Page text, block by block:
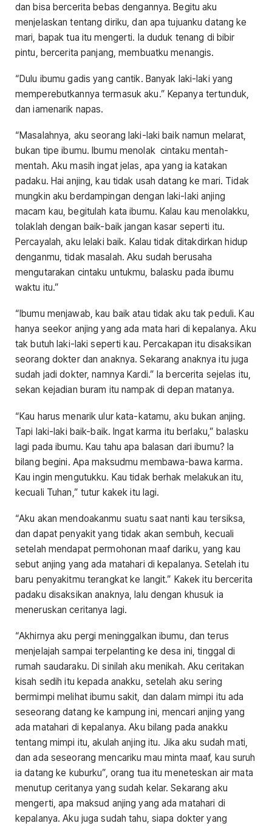
dan bisa bercerita bebas dengannya. Begitu aku
menjelaskan tentang diriku, dan apa tujuanku datang ke
mari, bapak tua itu mengerti. Ia duduk tenang di bibir
pintu, bercerita panjang, membuatku menangis.
“Dulu ibumu gadis yang cantik. Banyak laki-laki yang
memperebutkannya termasuk aku.” Kepanya tertunduk,
dan iamenarik napas.
“Masalahnya, aku seorang laki-laki baik namun melarat,
bukan tipe ibumu. Ibumu menolak cintaku mentah-
mentah. Aku masih ingat jelas, apa yang ia katakan
padaku. Hai anjing, kau tidak usah datang ke mari. Tidak
mungkin aku berdampingan dengan laki-laki anjing
macam kau, begitulah kata ibumu. Kalau kau menolakku,
tolaklah dengan baik-baik jangan kasar seperti itu.
Percayalah, aku lelaki baik. Kalau tidak ditakdirkan hidup
denganmu, tidak masalah. Aku sudah berusaha
mengutarakan cintaku untukmu, balasku pada ibumu
waktu itu.”
“Ibumu menjawab, kau baik atau tidak aku tak peduli. Kau
hanya seekor anjing yang ada mata hari di kepalanya. Aku
tak butuh laki-laki seperti kau. Percakapan itu disaksikan
seorang dokter dan anaknya. Sekarang anaknya itu juga
sudah jadi dokter, namnya Kardi.” Ia bercerita sejelas itu,
sekan kejadian buram itu nampak di depan matanya.
“Kau harus menarik ulur kata-katamu, aku bukan anjing.
Tapi laki-laki baik-baik. Ingat karma itu berlaku,” balasku
lagi pada ibumu. Kau tahu apa balasan dari ibumu? Ia
bilang begini. Apa maksudmu membawa-bawa karma.
Kau ingin mengutukku. Kau tidak berhak melakukan itu,
kecuali Tuhan,” tutur kakek itu lagi.
“Aku akan mendoakanmu suatu saat nanti kau tersiksa,
dan dapat penyakit yang tidak akan sembuh, kecuali
setelah mendapat permohonan maaf dariku, yang kau
sebut anjing yang ada matahari di kepalanya. Setelah itu
baru penyakitmu terangkat ke langit.” Kakek itu bercerita
padaku disaksikan anaknya, lalu dengan khusuk ia
meneruskan ceritanya lagi.
“Akhirnya aku pergi meninggalkan ibumu, dan terus
menjelajah sampai terpelanting ke desa ini, tinggal di
rumah saudaraku. Di sinilah aku menikah. Aku ceritakan
kisah sedih itu kepada anakku, setelah aku sering
bermimpi melihat ibumu sakit, dan dalam mimpi itu ada
seseorang datang ke kampung ini, mencari anjing yang
ada matahari di kepalanya. Aku bilang pada anakku
tentang mimpi itu, akulah anjing itu. Jika aku sudah mati,
dan ada seseorang mencariku mau minta maaf, kau suruh
ia datang ke kuburku”, orang tua itu meneteskan air mata
menutup ceritanya yang sudah kelar. Sekarang aku
mengerti, apa maksud anjing yang ada matahari di
kepalanya. Aku juga sudah tahu, siapa dokter yang